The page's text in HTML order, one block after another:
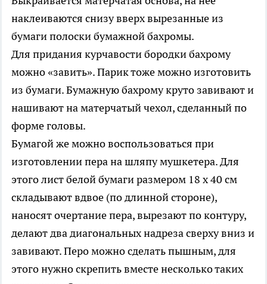
наклеиваются снизу вверх вырезанные из
бумаги полоски бумажной бахромы.
Для придания курчавости бородки бахрому
можно «завить». Парик тоже можно изготовить
из бумаги. Бумажную бахрому круто завивают и
нашивают на матерчатый чехол, сделанный по
форме головы.
Бумагой же можно воспользоваться при
изготовлении пера на шляпу мушкетера. Для
этого лист белой бумаги размером 18 х 40 см
складывают вдвое (по длинной стороне),
наносят очертание пера, вырезают по контуру,
делают два диагональных надреза сверху вниз и
завивают. Перо можно сделать пышным, для
этого нужно скрепить вместе несколько таких